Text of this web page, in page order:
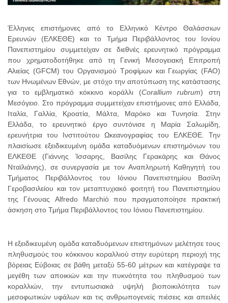
Έλληνες επιστήμονες από το Ελληνικό Κέντρο Θαλάσσιων
Ερευνών (ΕΛΚΕΘΕ) και το Τμήμα Περιβάλλοντος του Ιονίου
Πανεπιστημίου συμμετείχαν σε διεθνές ερευνητικό πρόγραμμα
που χρηματοδοτήθηκε από τη Γενική Μεσογειακή Επιτροπή
Αλιείας (GFCM) του Οργανισμού Τροφίμων και Γεωργίας (FAO)
των Ηνωμένων Εθνών, με στόχο την αποτύπωση της κατάστασης
για το εμβληματικό κόκκινο κοράλλι (Corallium rubrum) στη
Μεσόγειο. Στο πρόγραμμα συμμετείχαν επιστήμονες από Ελλάδα,
Ιταλία, Γαλλία, Κροατία, Μάλτα, Μαρόκο και Τυνησία. Στην
Ελλάδα, το ερευνητικό έργο συντόνισε η Μαρία Σαλωμίδη,
ερευνήτρια του Ινστιτούτου Ωκεανογραφίας του ΕΛΚΕΘΕ. Την
πλαισίωσε εξειδικευμένη ομάδα καταδυόμενων επιστημόνων του
ΕΛΚΕΘΕ (Γιάννης Ίσσαρης, Βασίλης Γερακάρης και Θάνος
Νταϊλιάνης), σε συνεργασία με τον Αναπληρωτή Καθηγητή του
Τμήματος Περιβάλλοντος του Ιόνιου Πανεπιστημίου Βασίλη
Γεροβασιλείου και τον μεταπτυχιακό φοιτητή του Πανεπιστημίου
της Γένουας Alfredo Marchiò που πραγματοποίησε πρακτική
άσκηση στο Τμήμα Περιβάλλοντος του Ιόνιου Πανεπιστημίου.
Η εξειδικευμένη ομάδα καταδυόμενων επιστημόνων μελέτησε τους
πληθυσμούς του κόκκινου κοραλλιού στην ευρύτερη περιοχή της
βόρειας Εύβοιας σε βάθη μεταξύ 55-60 μέτρων και κατέγραψε τα
μεγέθη των αποικιών και την πυκνότητα του πληθυσμού των
κοραλλιών, την εντυπωσιακά υψηλή βιοποικιλότητα των
μεσοφωτικών υφάλων και τις ανθρωπογενείς πιέσεις και απειλές